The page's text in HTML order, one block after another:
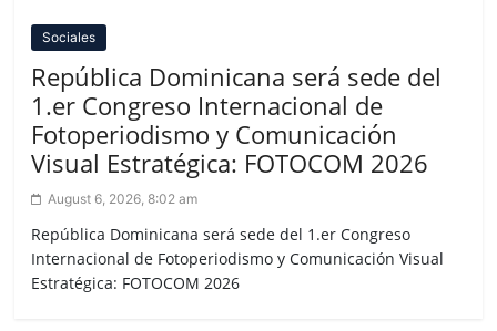
Sociales
República Dominicana será sede del
1.er Congreso Internacional de
Fotoperiodismo y Comunicación
Visual Estratégica: FOTOCOM 2026
August 6, 2026, 8:02 am
República Dominicana será sede del 1.er Congreso
Internacional de Fotoperiodismo y Comunicación Visual
Estratégica: FOTOCOM 2026